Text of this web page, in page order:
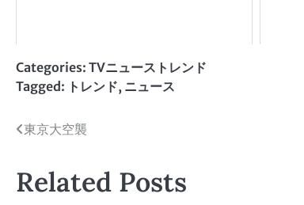
Categories: TVニューストレンド
Tagged: トレンド, ニュース
投
ナ
東京大空襲
Related Posts